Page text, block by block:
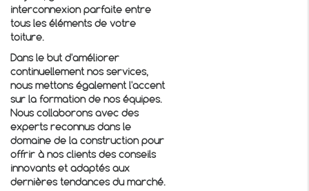
interconnexion parfaite entre
tous les éléments de votre
toiture.
Dans le but d'améliorer
continuellement nos services,
nous mettons également l'accent
sur la formation de nos équipes.
Nous collaborons avec des
experts reconnus dans le
domaine de la construction pour
offrir à nos clients des conseils
innovants et adaptés aux
dernières tendances du marché.